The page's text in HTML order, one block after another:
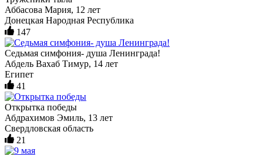
Аббасова Мария, 12 лет
Донецкая Народная Республика
147
Седьмая симфония- душа Ленинграда!
Абдель Вахаб Тимур, 14 лет
Египет
41
Открытка победы
Абдрахимов Эмиль, 13 лет
Свердловская область
21